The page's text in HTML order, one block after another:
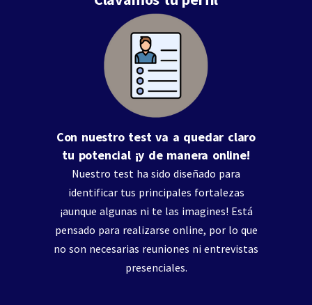
Con nuestro test va a quedar claro
tu potencial ¡y de manera online!
Nuestro test ha sido diseñado para
identificar tus principales fortalezas
¡aunque algunas ni te las imagines! Está
pensado para realizarse online, por lo que
no son necesarias reuniones ni entrevistas
presenciales.